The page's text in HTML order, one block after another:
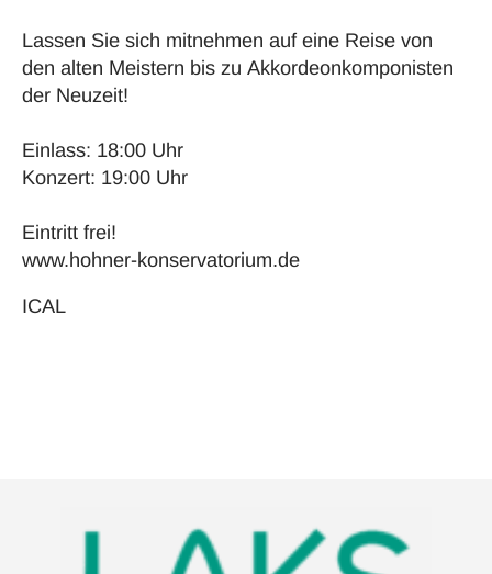
Lassen Sie sich mitnehmen auf eine Reise von
den alten Meistern bis zu Akkordeonkomponisten
der Neuzeit!
Einlass: 18:00 Uhr
Konzert: 19:00 Uhr
Eintritt frei!
www.hohner-konservatorium.de
ICAL